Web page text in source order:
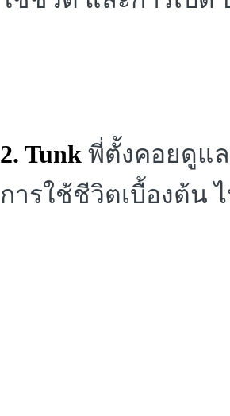
2. Tunk พี่ตั้งคอยดูแ
การใช้ชีวิตเบื้องต้น